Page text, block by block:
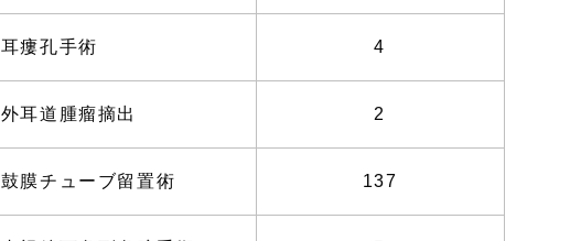
耳瘻孔手術 4
外耳道腫瘤摘出 2
鼓膜チューブ留置術 137